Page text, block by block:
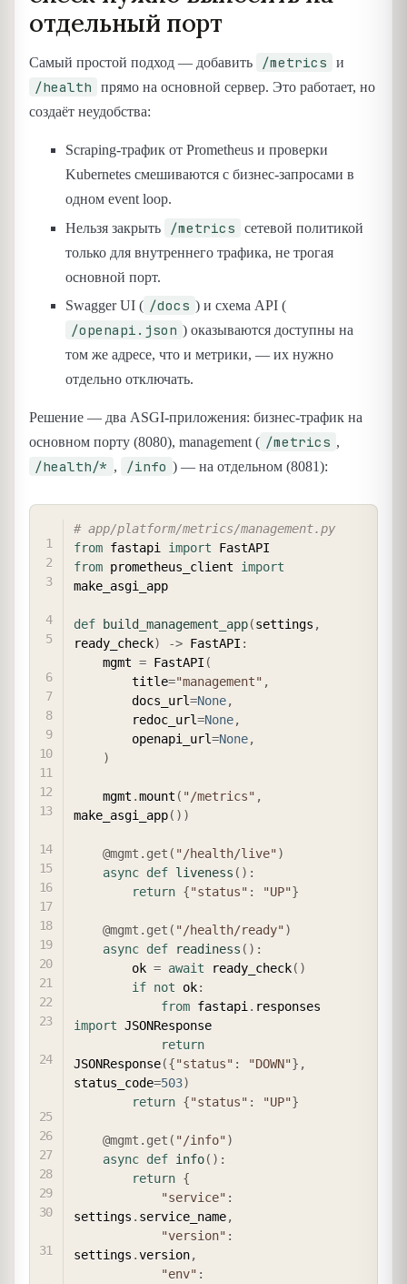
отдельный порт
Самый простой подход — добавить /metrics и
/health
прямо на основной сервер. Это работает, но
создаёт неудобства:
Scraping-трафик от Prometheus и проверки
Kubernetes смешиваются с бизнес-запросами в
одном event loop.
Нельзя закрыть
/metrics
сетевой политикой
только для внутреннего трафика, не трогая
основной порт.
Swagger UI ( /docs ) и схема API (
/openapi.json ) оказываются доступны на
том же адресе, что и метрики, — их нужно
отдельно отключать.
Решение — два ASGI-приложения: бизнес-трафик на
основном порту (8080), management ( /metrics ,
/health/* , /info ) — на отдельном (8081):
# app/platform/metrics/management.py
from fastapi import
from prometheus_client import
make_asgi_app
def build_management_app(settings ,
ready_check) -> FastAPI :
    mgmt
= FastAPI (
        title
="management" ,
        docs_url
=None,
        redoc_url
=None,
        openapi_url
=None,
)
    mgmt
.mount ( "/metrics" ,
make_asgi_app( ) )
@mgmt . get ( "/health/live")
async def liveness ( ) :
return {"status" : "UP"}
@mgmt . get ( "/health/ready")
async def readiness ( ) :
        ok
= await ready_check( )
if not ok:
from fastapi .
import JSONResponse
return
JSONResponse({"status" : "DOWN"} ,
status_code=503)
return {"status" : "UP"}
@mgmt . get ( "/info")
async def info( ) :
return {
"service" :
settings . service_name,
"version" :
settings .version,
"env" :